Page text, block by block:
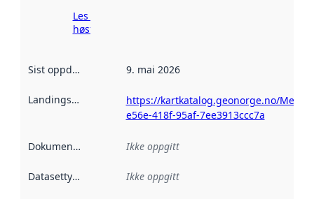
Les mer om
høsting her
Sist oppdatert 9. mai 2026
Landingsside
https://kartkatalog.geonorge.no/
e56e-418f-95af-7ee3913ccc7a
Dokumentasjon Ikke oppgitt
Datasettype Ikke oppgitt